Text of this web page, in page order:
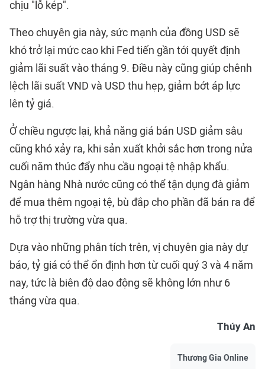
chịu "lỗ kép".
Theo chuyên gia này, sức mạnh của đồng USD sẽ
khó trở lại mức cao khi Fed tiến gần tới quyết định
giảm lãi suất vào tháng 9. Điều này cũng giúp chênh
lệch lãi suất VND và USD thu hẹp, giảm bớt áp lực
lên tỷ giá.
Ở chiều ngược lại, khả năng giá bán USD giảm sâu
cũng khó xảy ra, khi sản xuất khởi sắc hơn trong nửa
cuối năm thúc đẩy nhu cầu ngoại tệ nhập khẩu.
Ngân hàng Nhà nước cũng có thể tận dụng đà giảm
để mua thêm ngoại tệ, bù đắp cho phần đã bán ra để
hỗ trợ thị trường vừa qua.
Dựa vào những phân tích trên, vị chuyên gia này dự
báo, tỷ giá có thể ổn định hơn từ cuối quý 3 và 4 năm
nay, tức là biên độ dao động sẽ không lớn như 6
tháng vừa qua.
Thúy An
Thương Gia Online